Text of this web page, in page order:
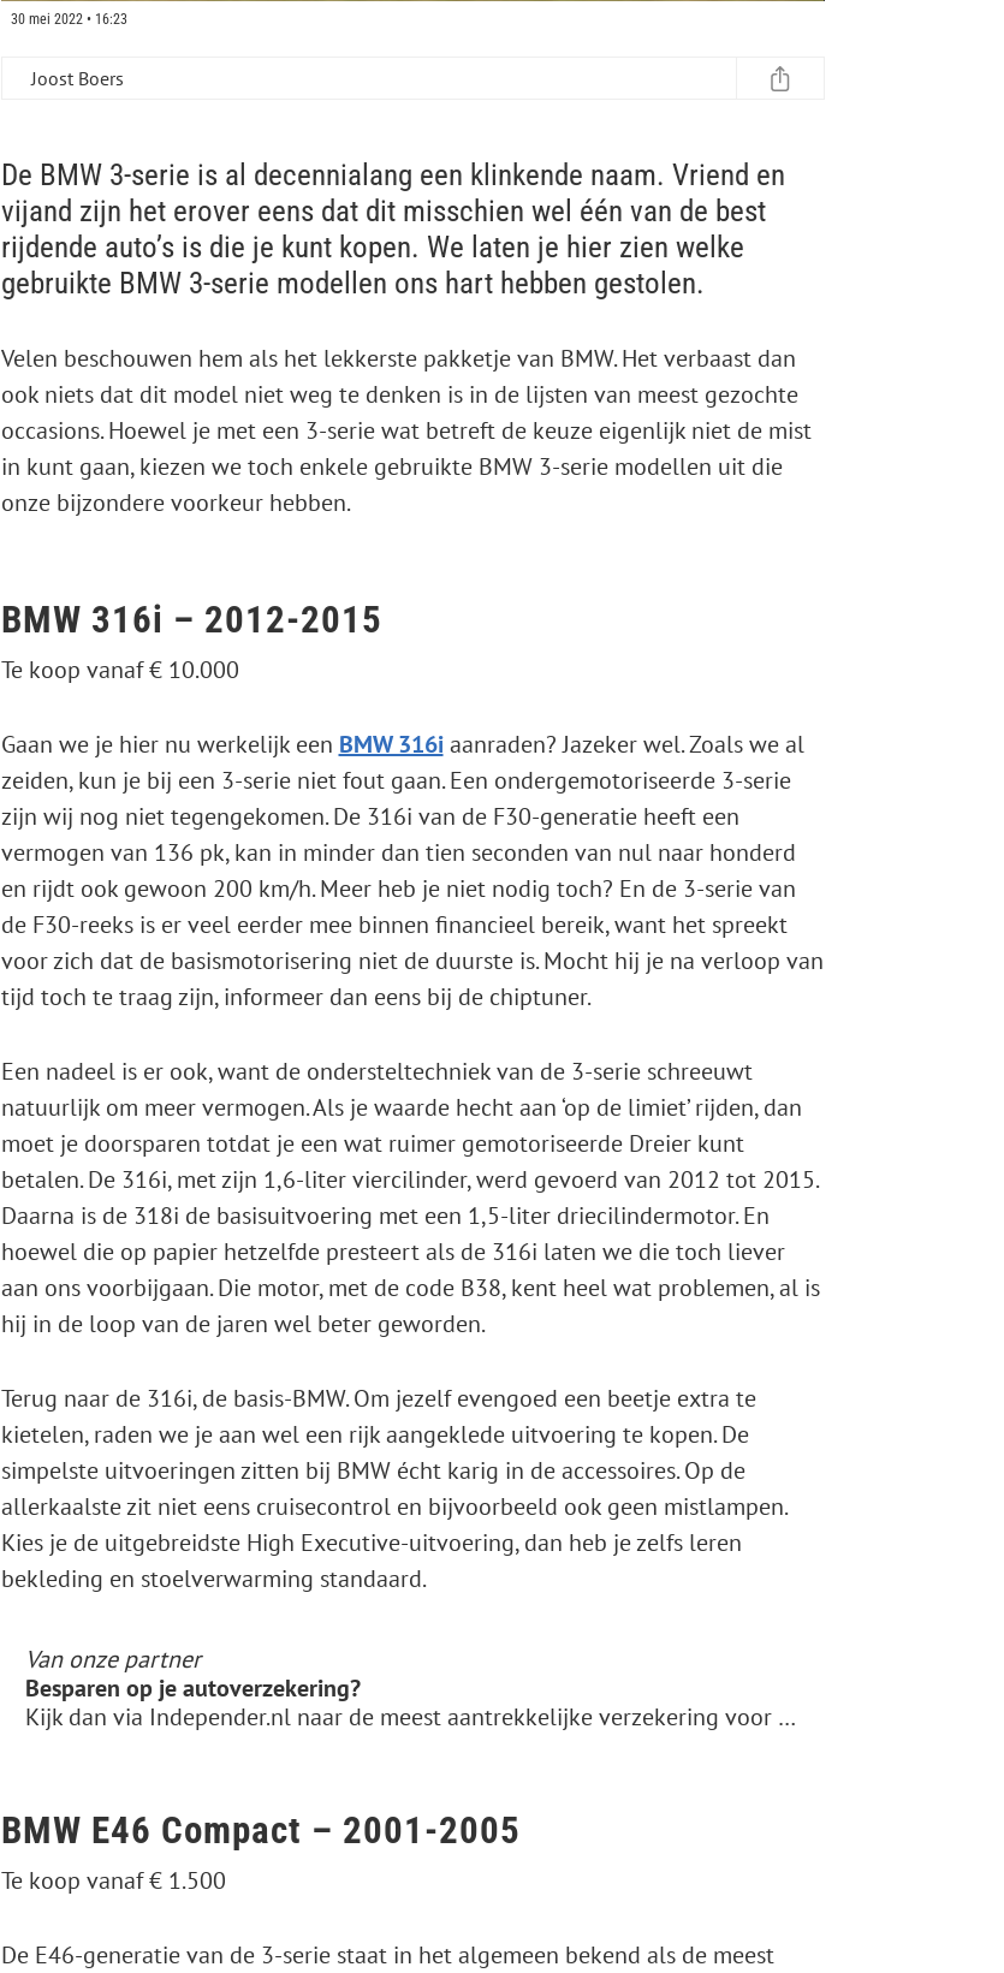
30 mei 2022 • 16:23
Joost Boers
De BMW 3-serie is al decennialang een klinkende naam. Vriend en
vijand zijn het erover eens dat dit misschien wel één van de best
rijdende auto’s is die je kunt kopen. We laten je hier zien welke
gebruikte BMW 3-serie modellen ons hart hebben gestolen.
Velen beschouwen hem als het lekkerste pakketje van BMW. Het verbaast dan
ook niets dat dit model niet weg te denken is in de lijsten van meest gezochte
occasions. Hoewel je met een 3-serie wat betreft de keuze eigenlijk niet de mist
in kunt gaan, kiezen we toch enkele gebruikte BMW 3-serie modellen uit die
onze bijzondere voorkeur hebben.
BMW 316i – 2012-2015
Te koop vanaf € 10.000
Gaan we je hier nu werkelijk een BMW 316iaanraden? Jazeker wel. Zoals we al
zeiden, kun je bij een 3-serie niet fout gaan. Een ondergemotoriseerde 3-serie
zijn wij nog niet tegengekomen. De 316i van de F30-generatie heeft een
vermogen van 136 pk, kan in minder dan tien seconden van nul naar honderd
en rijdt ook gewoon 200 km/h. Meer heb je niet nodig toch? En de 3-serie van
de F30-reeks is er veel eerder mee binnen financieel bereik, want het spreekt
voor zich dat de basismotorisering niet de duurste is. Mocht hij je na verloop van
tijd toch te traag zijn, informeer dan eens bij de chiptuner.
Een nadeel is er ook, want de ondersteltechniek van de 3-serie schreeuwt
natuurlijk om meer vermogen. Als je waarde hecht aan ‘op de limiet’ rijden, dan
moet je doorsparen totdat je een wat ruimer gemotoriseerde Dreier kunt
betalen. De 316i, met zijn 1,6-liter viercilinder, werd gevoerd van 2012 tot 2015.
Daarna is de 318i de basisuitvoering met een 1,5-liter driecilindermotor. En
hoewel die op papier hetzelfde presteert als de 316i laten we die toch liever
aan ons voorbijgaan. Die motor, met de code B38, kent heel wat problemen, al is
hij in de loop van de jaren wel beter geworden.
Terug naar de 316i, de basis-BMW. Om jezelf evengoed een beetje extra te
kietelen, raden we je aan wel een rijk aangeklede uitvoering te kopen. De
simpelste uitvoeringen zitten bij BMW écht karig in de accessoires. Op de
allerkaalste zit niet eens cruisecontrol en bijvoorbeeld ook geen mistlampen.
Kies je de uitgebreidste High Executive-uitvoering, dan heb je zelfs leren
bekleding en stoelverwarming standaard.
Van onze partner
Besparen op je autoverzekering?
Kijk dan via Independer.nl naar de meest aantrekkelijke verzekering voor je auto. Eenvoudig via het kenteken!
BMW E46 Compact – 2001-2005
Te koop vanaf € 1.500
De E46-generatie van de 3-serie staat in het algemeen bekend als de meest